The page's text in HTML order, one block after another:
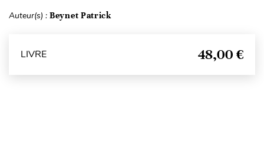
Auteur(s) : Beynet Patrick
LIVRE 48,00 €